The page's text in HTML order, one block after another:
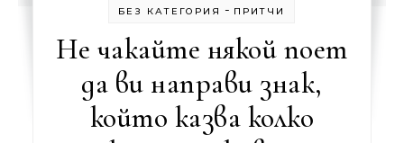
БЕЗ КАТЕГОРИЯ - ПРИТЧИ
Не чакайте някой поет
да ви направи знак,
който казва колко